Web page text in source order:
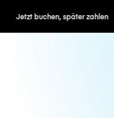
Jetzt buchen, später zahlen